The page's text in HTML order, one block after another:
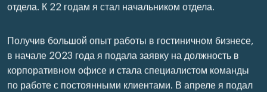
отдела. К 22 годам я стал начальником отдела.
Получив большой опыт работы в гостиничном бизнесе,
в начале 2023 года я подала заявку на должность в
корпоративном офисе и стала специалистом команды
по работе с постоянными клиентами. В апреле я подал